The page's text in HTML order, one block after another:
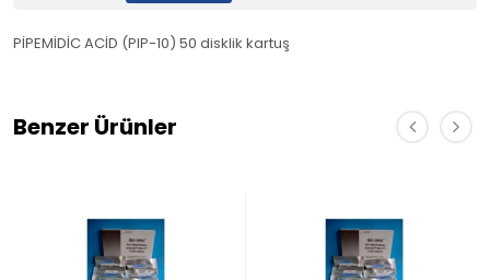
PİPEMİDİC ACİD (PIP-10) 50 disklik kartuş
Benzer Ürünler